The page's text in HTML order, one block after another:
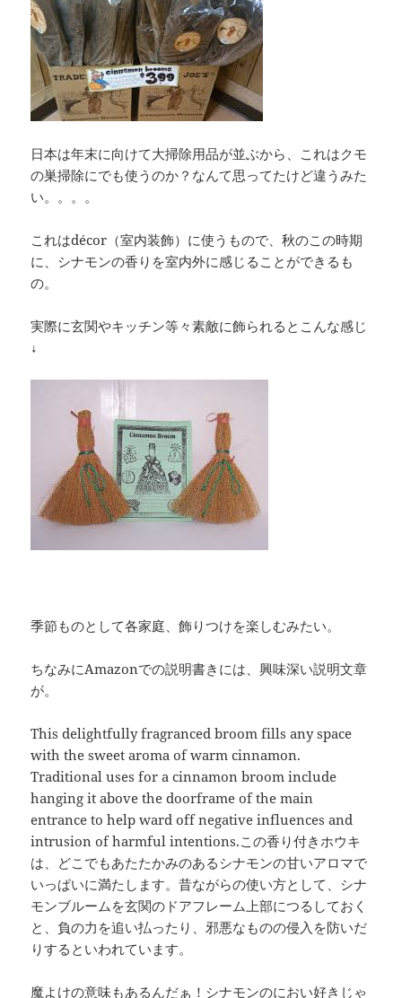
日本は年末に向けて大掃除用品が並ぶから、これはクモ
の巣掃除にでも使うのか？なんて思ってたけど違うみた
い。。。。
これはdécor（室内装飾）に使うもので、秋のこの時期
に、シナモンの香りを室内外に感じることができるも
の。
実際に玄関やキッチン等々素敵に飾られるとこんな感じ
↓
季節ものとして各家庭、飾りつけを楽しむみたい。
ちなみにAmazonでの説明書きには、興味深い説明文章
が。
This delightfully fragranced broom fills any space
with the sweet aroma of warm cinnamon.
Traditional uses for a cinnamon broom include
hanging it above the doorframe of the main
entrance to help ward off negative influences and
intrusion of harmful intentions.この香り付きホウキ
は、どこでもあたたかみのあるシナモンの甘いアロマで
いっぱいに満たします。昔ながらの使い方として、シナ
モンブルームを玄関のドアフレーム上部につるしておく
と、負の力を追い払ったり、邪悪なものの侵入を防いだ
りするといわれています。
魔よけの意味もあるんだぁ！シナモンのにおい好きじゃ